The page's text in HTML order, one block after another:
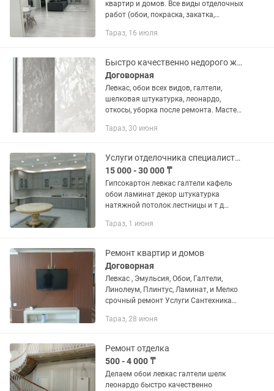
квартир и домов. Все виды отделочных
работ (обои, покраска, закатка,
выравнивание стен и потолков). А
Тараз, 16 июля
Быстро качественно недорого женская бригада
Договорная
Левкас, обои всех видов, галтели,
шелковая штукатурка, леонардо,
откосы, уборка после ремонта. Мастер
Тараз, 30 июня
Услуги отделочника специалисты со стажем
15 000 - 30 000 ₸
Гипсокартон левкас галтели кафель
обои ламинат декор штукатурка
натяжной потолок лестницы и т д
водопровод сантехника
Тараз, 1 июня
Ремонт квартир и домов
Договорная
Левкас , Эмульсия, Обои, Галтели,
Линолеум, Плинтус, Ламинат, и Мелко
срочный ремонт Услуги Сантехника
Тараз, 28 июня
Ремонт отделка
500 - 4 000 ₸
Делаем обои левкас галтели шелк
леонардо быстро качественно